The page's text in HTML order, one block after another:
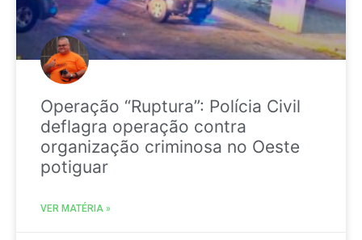
Operação “Ruptura”: Polícia Civil
deflagra operação contra
organização criminosa no Oeste
potiguar
VER MATÉRIA »